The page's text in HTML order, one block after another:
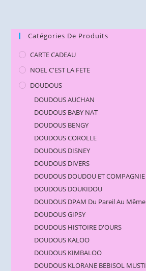
Catégories De Produits
CARTE CADEAU
NOEL C'EST LA FETE
DOUDOUS
DOUDOUS AUCHAN
DOUDOUS BABY NAT
DOUDOUS BENGY
DOUDOUS COROLLE
DOUDOUS DISNEY
DOUDOUS DIVERS
DOUDOUS DOUDOU ET COMPAGNIE
DOUDOUS DOUKIDOU
DOUDOUS DPAM Du Pareil Au Même
DOUDOUS GIPSY
DOUDOUS HISTOIRE D'OURS
DOUDOUS KALOO
DOUDOUS KIMBALOO
DOUDOUS KLORANE BEBISOL MUSTI